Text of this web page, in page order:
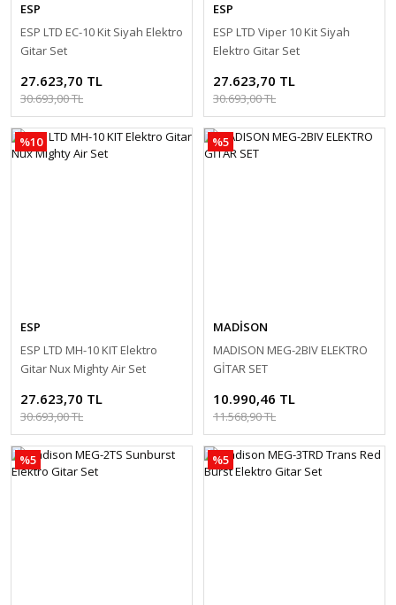
ESP
ESP LTD EC-10 Kit Siyah Elektro
Gitar Set
27.623,70 TL
30.693,00 TL
ESP
ESP LTD Viper 10 Kit Siyah
Elektro Gitar Set
27.623,70 TL
30.693,00 TL
%10
ESP
ESP LTD MH-10 KIT Elektro
Gitar Nux Mighty Air Set
27.623,70 TL
30.693,00 TL
%5
MADİSON
MADISON MEG-2BIV ELEKTRO
GİTAR SET
10.990,46 TL
11.568,90 TL
%5 %5